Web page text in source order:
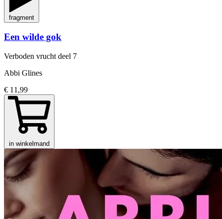
fragment
Een wilde gok
Verboden vrucht deel 7
Abbi Glines
€ 11,99
in winkelmand